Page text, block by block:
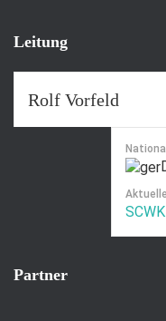
Leitung
Rolf Vorfeld
SCWK
Partner